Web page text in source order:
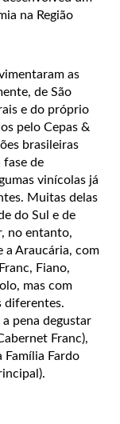
na Região
as
de São
e do próprio
pelo Cepas &
brasileiras
fase de
vinícolas já
Muitas delas
do Sul e de
no entanto,
a Araucária, com
Fiano,
mas com
diferentes.
pena degustar
Franc),
Família Fardo